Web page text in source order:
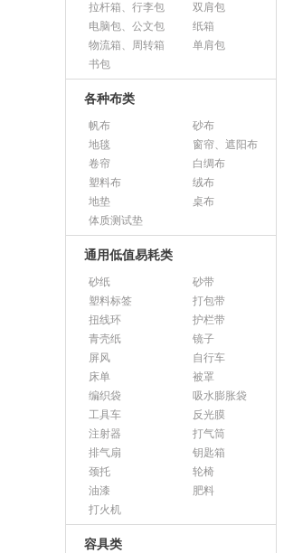
拉杆箱、行李包
双肩包
电脑包、公文包
纸箱
物流箱、周转箱
单肩包
书包
各种布类
帆布
砂布
地毯
窗帘、遮阳布
卷帘
白绸布
塑料布
绒布
地垫
桌布
体质测试垫
通用低值易耗类
砂纸
砂带
塑料标签
打包带
扭线环
护栏带
青壳纸
镜子
屏风
自行车
床单
被罩
编织袋
吸水膨胀袋
工具车
反光膜
注射器
打气筒
排气扇
钥匙箱
颈托
轮椅
油漆
肥料
打火机
容具类